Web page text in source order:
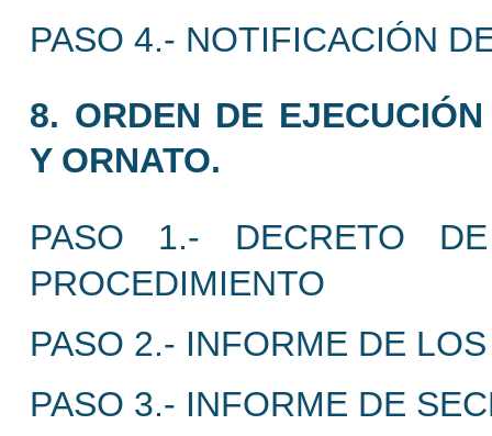
PASO 4.- NOTIFICACIÓN
8. ORDEN DE
Y ORNATO.
PASO 1.- DECRETO
PROCEDIMIENTO
PASO 2.- INFORME DE
PASO 3.- INFORME DE